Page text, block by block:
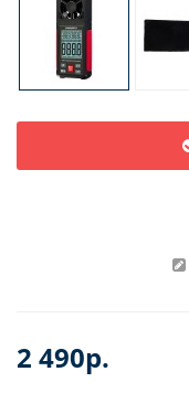
2 490р.